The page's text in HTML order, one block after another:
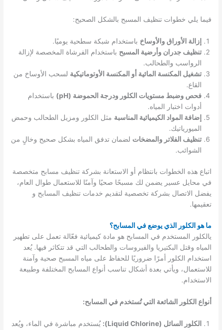
فيما يلي خطوات تنظيف المسبح بالشكل الصحيح:
إزالة الأوراق والأوساخ باستخدام شبكة سطحية يوميًا.
تنظيف جدران وأرضية المسبح باستخدام الفرشاة المخصصة لإزالة
الرواسب والطحالب.
تشغيل المكنسة المائية أو المكنسة الأوتوماتيكية لسحب الأوساخ من
القاع.
فحص وضبط مستويات الكلور ودرجة الحموضة (pH)
باستخدام
أدوات اختبار المياه.
إضافة المواد الكيميائية المناسبة مثل الكلور ومزيل الطحالب وحمض
الميورياتيك.
تنظيف الفلاتر والمضخات لضمان تدفق المياه بشكل صحيح وخالٍ من
الشوائب.
اتباع هذه الخطوات بانتظام أو الاستعانة بشركة تنظيف مسابح متخصصة
في محايل عسير يضمن لك مسبحًا صحيًا وآمنًا للاستعمال طوال العام،
يفضل الاتصال بشركة تخصصية لتقديم خدمات تنظيف المسابح و
تعقيمها.
ما هو الكلور الذي يوضع في المسابح؟
يالكلور المستخدم في المسابح هو مادة كيميائية فعّالة تعمل على تطهير
المياه وقتل البكتيريا والفيروسات والطحالب التي قد تتكاثر فيها. يُعد
استخدام الكلور أمرًا ضروريًا للحفاظ على مياه المسبح صحية وآمنة
للاستعمال، ويأتي بعدة أشكال تناسب أنواع المسابح المختلفة وطبيعة
الاستخدام.
أنواع الكلور الشائعة التي تُستخدم في المسابح:
الكلور السائل (Liquid Chlorine):
يُستخدم مباشرة في الماء، ويُعد